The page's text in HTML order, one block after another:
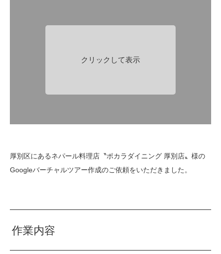
クリックして表示
厚別区にあるネパール料理店〝ポカラダイニング 厚別店〟様の
Googleバーチャルツアー作成のご依頼をいただきました。
作業内容